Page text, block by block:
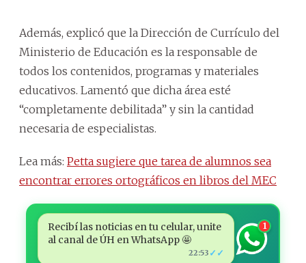
Además, explicó que la Dirección de Currículo del
Ministerio de Educación es la responsable de
todos los contenidos, programas y materiales
educativos. Lamentó que dicha área esté
“completamente debilitada” y sin la cantidad
necesaria de especialistas.
Lea más: Petta sugiere que tarea de alumnos sea
encontrar errores ortográficos en libros del MEC
Recibí las noticias en tu celular, unite
al canal de ÚH en WhatsApp 🤩
22:53 ✓✓
1